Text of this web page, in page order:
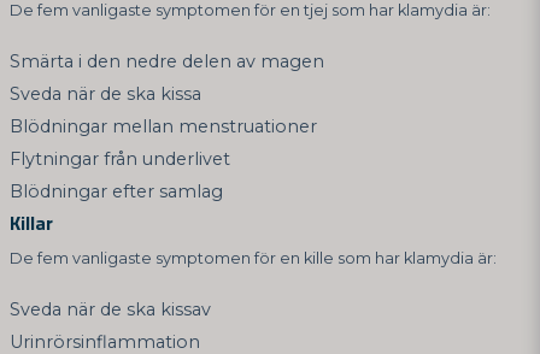
De fem vanligaste symptomen för en tjej som har klamydia är:
Smärta i den nedre delen av magen
Sveda när de ska kissa
Blödningar mellan menstruationer
Flytningar från underlivet
Blödningar efter samlag
Killar
De fem vanligaste symptomen för en kille som har klamydia är:
Sveda när de ska kissav
Urinrörsinflammation